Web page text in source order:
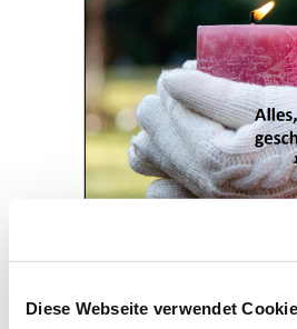
Diese Webseite verwendet